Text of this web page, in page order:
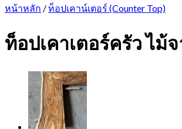
หน้าหลัก /ท็อปเคาน์เตอร์ (Counter Top)
ท็อปเคาเตอร์ครัว ไม้